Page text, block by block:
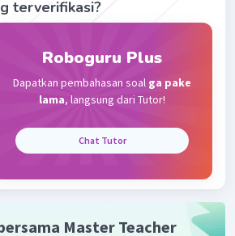
terverifikasi?
Roboguru Plus
Dapatkan pembahasan soal ga pake
lama, langsung dari Tutor!
Chat Tutor
Master Teacher